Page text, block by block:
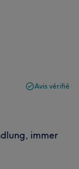
Avis vérifié
immer